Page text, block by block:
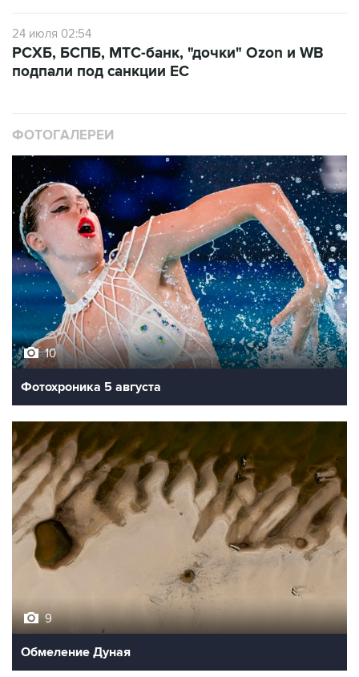
24 июля 02:54
РСХБ, БСПБ, МТС-банк, "дочки" Ozon и WB
подпали под санкции ЕС
ФОТОГАЛЕРЕИ
10
Фотохроника 5 августа
9
Обмеление Дуная